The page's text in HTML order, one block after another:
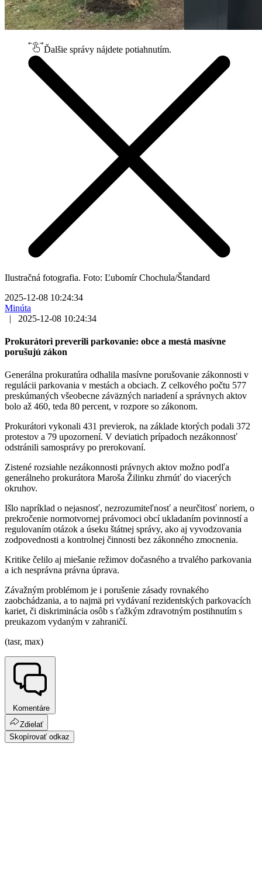
Ďalšie správy nájdete potiahnutím.
Ilustračná fotografia. Foto: Ľubomír Chochula/Štandard
2025-12-08 10:24:34
Minúta
|
2025-12-08 10:24:34
Prokurátori preverili parkovanie: obce a mestá masívne
porušujú zákon
Generálna prokuratúra odhalila masívne porušovanie zákonnosti v
regulácii parkovania v mestách a obciach. Z celkového počtu 577
preskúmaných všeobecne záväzných nariadení a správnych aktov
bolo až 460, teda 80 percent, v rozpore so zákonom.
Prokurátori vykonali 431 previerok, na základe ktorých podali 372
protestov a 79 upozornení. V deviatich prípadoch nezákonnosť
odstránili samosprávy po prerokovaní.
Zistené rozsiahle nezákonnosti právnych aktov možno podľa
generálneho prokurátora Maroša Žilinku zhrnúť do viacerých
okruhov.
Išlo napríklad o nejasnosť, nezrozumiteľnosť a neurčitosť noriem, o
prekročenie normotvornej právomoci obcí ukladaním povinností a
regulovaním otázok a úseku štátnej správy, ako aj vyvodzovania
zodpovednosti a kontrolnej činnosti bez zákonného zmocnenia.
Kritike čelilo aj miešanie režimov dočasného a trvalého parkovania
a ich nesprávna právna úprava.
Závažným problémom je i porušenie zásady rovnakého
zaobchádzania, a to najmä pri vydávaní rezidentských parkovacích
kariet, či diskriminácia osôb s ťažkým zdravotným postihnutím s
preukazom vydaným v zahraničí.
(tasr, max)
Komentáre
Zdielať
Skopírovať odkaz